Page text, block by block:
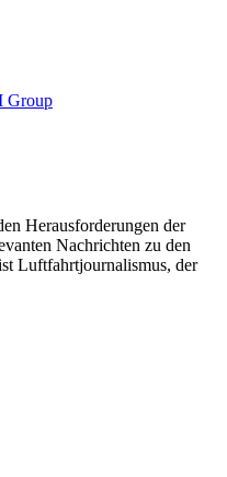
Group
Herausforderungen der
Nachrichten zu den
Luftfahrtjournalismus, der